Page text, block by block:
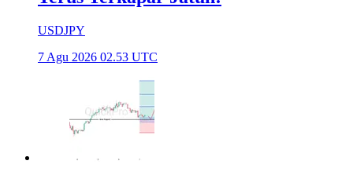
USDJPY
7 Agu 2026 02.53 UTC